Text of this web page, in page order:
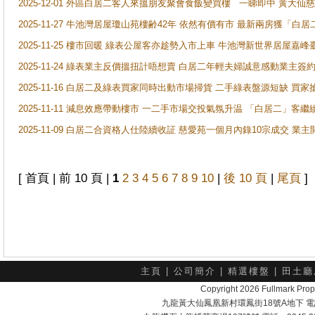
2025-12-01 外區白居二客人來搵朋友聚會食飯變買樓 一睇即中 黃大仙
2025-11-27 牛池灣居屋瓊山苑樓齢42年 依然有價有市 最新兩房獲「白居
2025-11-25 樓市回暖 綠表公屋客亦趁勢入市上車 牛池灣新世界居屋嘉峰
2025-11-24 綠表業主反價搵扭計唔想賣 白居二年輕夫婦誠意感動業主簽
2025-11-16 白居二及綠表買家同時出動市場掃貨 二手綠表盤源短缺 買
2025-11-11 減息效應帶動樓市 一二手市場交投氣氛升温 「白居二」客
2025-11-09 白居二合資格人仕陸續收証 慈愛苑一個月內錄10宗成交 業
[ 首頁 | 前 10 頁 | 1 2 3 4 5 6 7 8 9 10 | 後 10 頁 | 尾頁 ]
主頁 公司簡介 精選樓盤 田土
Copyright 2026 Fullmark
九龍黃大仙鳳凰新村環鳳街18號A地下